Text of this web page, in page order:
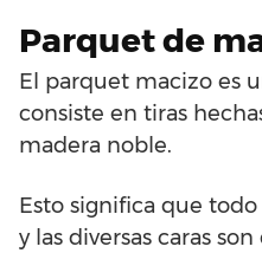
Parquet de
El parquet macizo es
consiste en tiras
madera noble.
Esto significa que
y las diversas caras